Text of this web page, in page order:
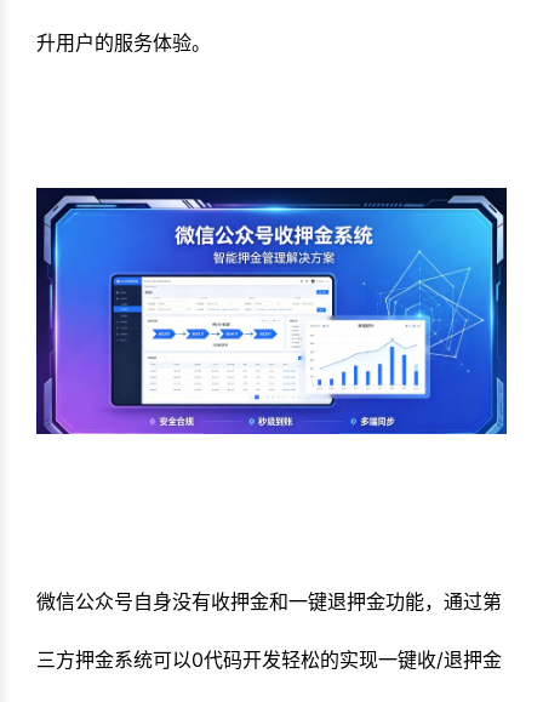
升用户的服务体验。
微信公众号自身没有收押金和一键退押金功能，通过第
三方押金系统可以0代码开发轻松的实现一键收/退押金